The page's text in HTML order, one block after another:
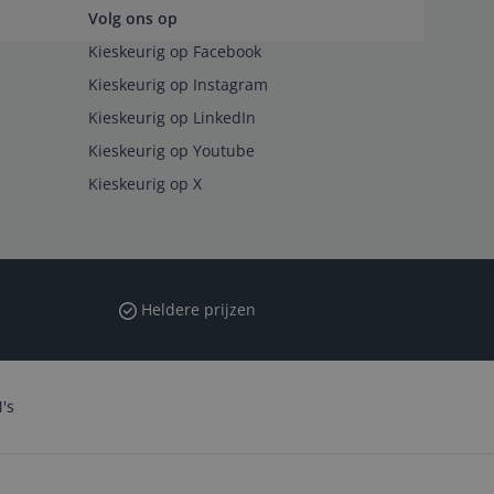
Volg ons op
Kieskeurig op Facebook
Kieskeurig op Instagram
Kieskeurig op LinkedIn
Kieskeurig op Youtube
Kieskeurig op X
Heldere prijzen